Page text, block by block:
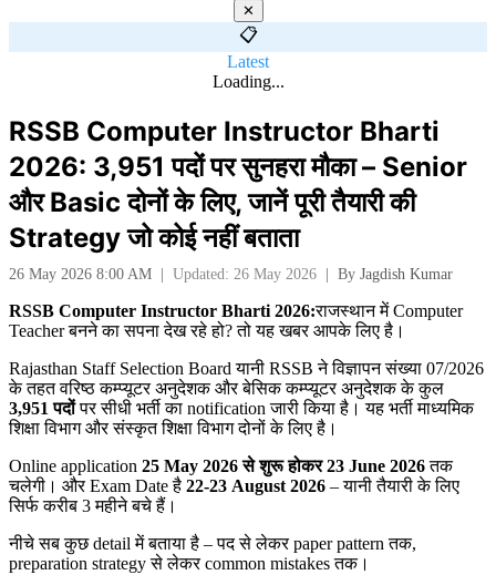
✕
📋
Latest
Loading...
RSSB Computer Instructor Bharti
2026: 3,951 पदों पर सुनहरा मौका – Senior
और Basic दोनों के लिए, जानें पूरी तैयारी की
Strategy जो कोई नहीं बताता
26 May 2026 8:00 AM | Updated: 26 May 2026 | By Jagdish Kumar
RSSB Computer Instructor Bharti 2026:राजस्थान में Computer
Teacher बनने का सपना देख रहे हो? तो यह खबर आपके लिए है।
Rajasthan Staff Selection Board यानी RSSB ने विज्ञापन संख्या 07/2026
के तहत वरिष्ठ कम्प्यूटर अनुदेशक और बेसिक कम्प्यूटर अनुदेशक के कुल
3,951पदोंपर सीधी भर्ती का notification जारी किया है। यह भर्ती माध्यमिक
शिक्षा विभाग और संस्कृत शिक्षा विभाग दोनों के लिए है।
Online application 25 May 2026से शुरू होकर 23 June 2026तक
चलेगी। और Exam Date है 22-23 August 2026 – यानी तैयारी के लिए
सिर्फ करीब 3 महीने बचे हैं।
नीचे सब कुछ detail में बताया है – पद से लेकर paper pattern तक,
preparation strategy से लेकर common mistakes तक।